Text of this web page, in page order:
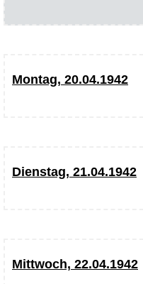
Montag, 20.04.1942
Dienstag, 21.04.1942
Mittwoch, 22.04.1942